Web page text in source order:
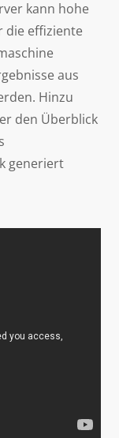
kann hohe
die effiziente
aus
Hinzu
den Überblick
generiert